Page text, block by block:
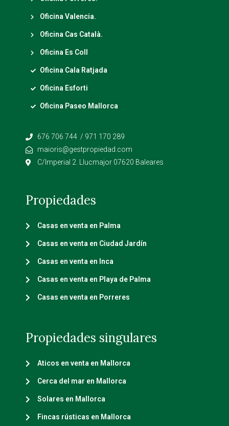
Oficina Valencia.
Oficina Cas Català.
Oficina Es Coll
Oficina Cala Ratjada
Oficina Esforti
Oficina Paseo Mallorca
676 706 744 / 971 170 289
maioris@gestpropiedad.com
C/Imperial 2. Llucmajor 07620 Baleares
Propiedades
Casas en venta en Palma
Casas en venta en Ciudad Jardín
Casas en venta en Inca
Casas en venta en Playa de Palma
Casas en venta en Porreres
Propiedades singulares
Aticos en venta en Mallorca
Cerca del mar en Mallorca
Solares en Mallorca
Fincas rústicas en Mallorca